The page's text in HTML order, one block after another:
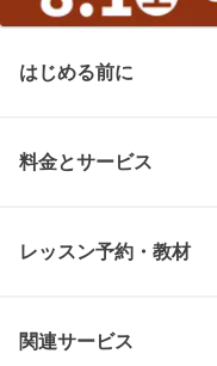
はじめる前に
料金とサービス
レッスン予約・教材
関連サービス